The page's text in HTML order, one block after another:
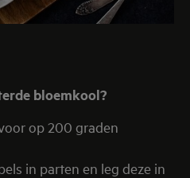
bloemkool?
op 200 graden
in parten en leg deze in